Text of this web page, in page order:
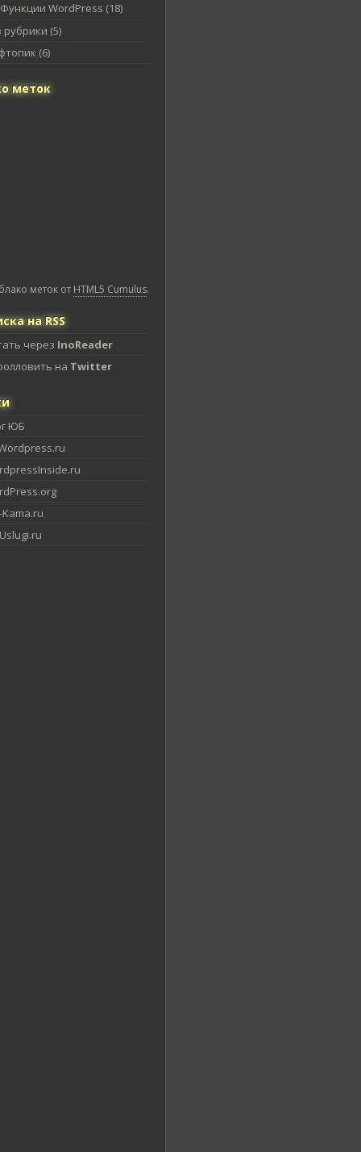
Функции WordPress (18)
рубрики (5)
(6)
меток
меток от HTML5 Cumulus.
на RSS
через InoReader
на Twitter
ЮБ
Kama.ru